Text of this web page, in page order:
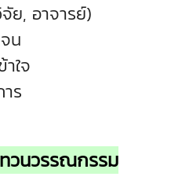
ย, อาจารย์)
น
ใจ
ร
วนวรรณกรรม